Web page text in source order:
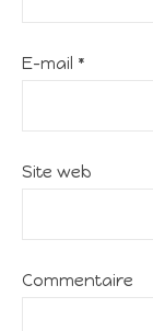
E-mail *
Site web
Commentaire